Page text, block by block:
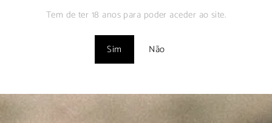
Tem de ter 18 anos para poder aceder ao site.
Sim Não
Maio 1, 2024